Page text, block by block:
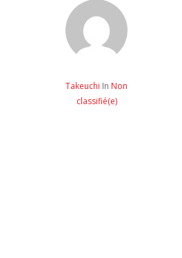
Takeuchi In Non
classifié(e)